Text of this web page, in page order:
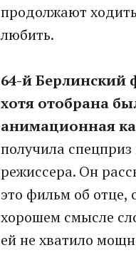
продолжают
любить.
64-й Берлинский
хотя отобрана
анимационная
получила
режиссера. Он
это фильм об отце,
хорошем смысле
ей не хватило